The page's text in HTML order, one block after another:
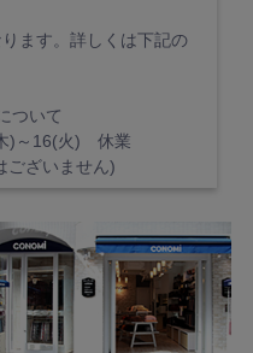
ます。詳しくは下記の
ついて
)～16(火) 休業
ございません)